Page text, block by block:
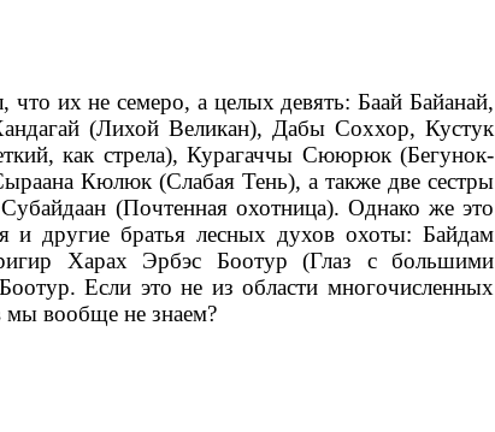
их не семеро, а целых девять: Баай Байанай,
(Лихой Великан), Дабы Соххор, Кустук
как стрела), Курагаччы Сююрюк (Бегунок-
Кюлюк (Слабая Тень), а также две сестры
(Почтенная охотница). Однако же это
и другие братья лесных духов охоты: Байдам
Харах Эрбэс Боотур (Глаз с большими
Если это не из области многочисленных
мы вообще не знаем?